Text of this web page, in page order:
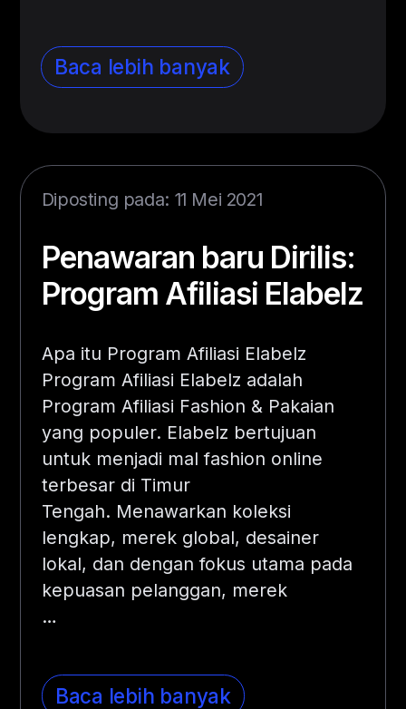
Baca lebih banyak
Diposting pada: 11 Mei 2021
Penawaran baru Dirilis:
Program Afiliasi Elabelz
Apa itu Program Afiliasi Elabelz
Program Afiliasi Elabelz adalah
Program Afiliasi Fashion & Pakaian
yang populer. Elabelz bertujuan
untuk menjadi mal fashion online
terbesar di Timur
Tengah. Menawarkan koleksi
lengkap, merek global, desainer
lokal, dan dengan fokus utama pada
kepuasan pelanggan, merek
…
Baca lebih banyak